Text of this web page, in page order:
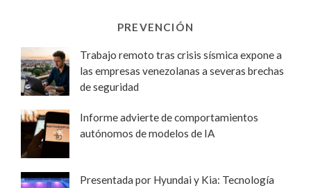
PREVENCIÓN
Trabajo remoto tras crisis sísmica expone a
las empresas venezolanas a severas brechas
de seguridad
Informe advierte de comportamientos
autónomos de modelos de IA
Presentada por Hyundai y Kia: Tecnología